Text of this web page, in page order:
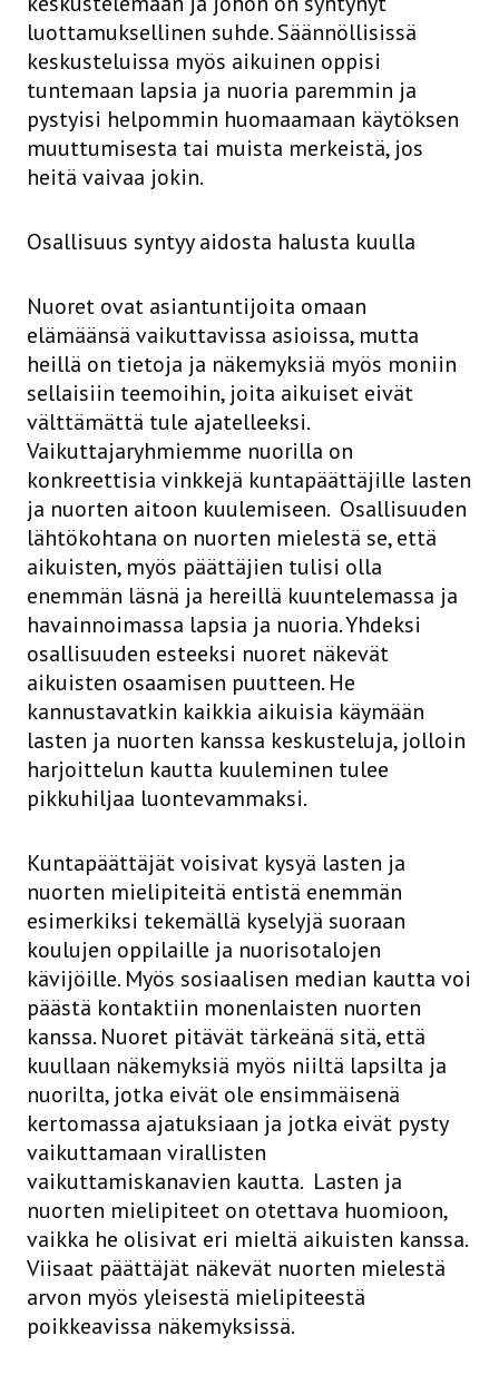
luottamuksellinen suhde. Säännöllisissä
keskusteluissa myös aikuinen oppisi
tuntemaan lapsia ja nuoria paremmin ja
pystyisi helpommin huomaamaan käytöksen
muuttumisesta tai muista merkeistä, jos
heitä vaivaa jokin.
Osallisuus syntyy aidosta halusta kuulla
Nuoret ovat asiantuntijoita omaan
elämäänsä vaikuttavissa asioissa, mutta
heillä on tietoja ja näkemyksiä myös moniin
sellaisiin teemoihin, joita aikuiset eivät
välttämättä tule ajatelleeksi.
Vaikuttajaryhmiemme nuorilla on
konkreettisia vinkkejä kuntapäättäjille lasten
ja nuorten aitoon kuulemiseen. Osallisuuden
lähtökohtana on nuorten mielestä se, että
aikuisten, myös päättäjien tulisi olla
enemmän läsnä ja hereillä kuuntelemassa ja
havainnoimassa lapsia ja nuoria. Yhdeksi
osallisuuden esteeksi nuoret näkevät
aikuisten osaamisen puutteen. He
kannustavatkin kaikkia aikuisia käymään
lasten ja nuorten kanssa keskusteluja, jolloin
harjoittelun kautta kuuleminen tulee
pikkuhiljaa luontevammaksi.
Kuntapäättäjät voisivat kysyä lasten ja
nuorten mielipiteitä entistä enemmän
esimerkiksi tekemällä kyselyjä suoraan
koulujen oppilaille ja nuorisotalojen
kävijöille. Myös sosiaalisen median kautta voi
päästä kontaktiin monenlaisten nuorten
kanssa. Nuoret pitävät tärkeänä sitä, että
kuullaan näkemyksiä myös niiltä lapsilta ja
nuorilta, jotka eivät ole ensimmäisenä
kertomassa ajatuksiaan ja jotka eivät pysty
vaikuttamaan virallisten
vaikuttamiskanavien kautta. Lasten ja
nuorten mielipiteet on otettava huomioon,
vaikka he olisivat eri mieltä aikuisten kanssa.
Viisaat päättäjät näkevät nuorten mielestä
arvon myös yleisestä mielipiteestä
poikkeavissa näkemyksissä.